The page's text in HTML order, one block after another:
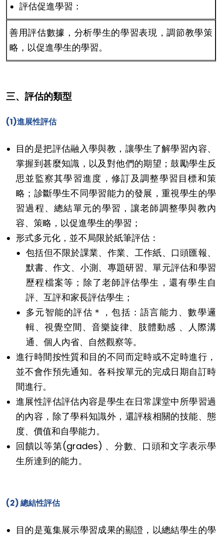
評估促進學習：
善用評估數據，分析學生的學習表現，調節教學策
略，以促進學生的學習。
三、評估的類型
(1)進展性評估
目的是把評估融入學與教，讓學生了解學習內容、
掌握到甚麼知識，以及對他們的期望；鼓勵學生反
思並監察其學習進度，修訂及調整學習目標和策
略；診斷學生不同學習能力的發展，重視學生的學
習過程、總結單元的學習，讓老師調整學與教內
容、策略，以促進學生的學習；
形式多元化，並不局限於紙筆評估：
包括但不限於課業、作業、工作紙、口頭匯報、
默書、作文、小測、專題研習、單元評估和學習
歷程檔案等；除了老師評估學生，還有學生自
評、互評和家長評估學生；
多元智能的評估＊，包括：語言能力、數學邏
輯、視覺空間、音樂旋律、肢體動感 、人際溝
通、個人內省、自然觀察等。
進行時間按性質和目的不同而定時或不定時進行，
並不會作預先通知。各科按單元的完成日期自訂時
間進行。
進展性評估評估內容是學生在日常課堂中所學習過
的內容，除了學科知識外，還評核相關的技能、態
度、價值和自學能力。
回饋以等第(grades) 、分數、口頭和文字表示學
生所達到的能力。
(2) 總結性評估
目的是蒐集展示學習成果的顯證，以總結學生的學